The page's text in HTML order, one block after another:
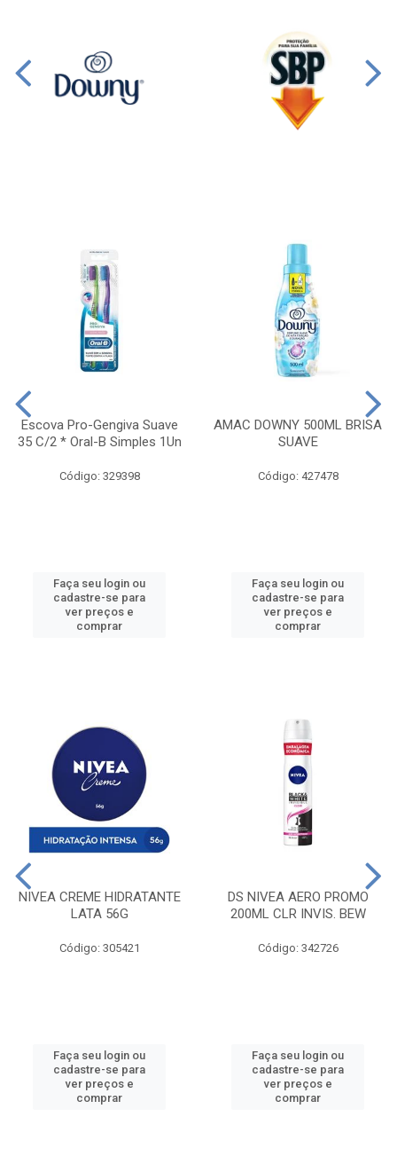
Escova Pro-Gengiva Suave
35 C/2 * Oral-B Simples 1Un
Código: 329398
Faça seu login ou
cadastre-se para
ver preços e
comprar
AMAC DOWNY 500ML BRISA
SUAVE
Código: 427478
Faça seu login ou
cadastre-se para
ver preços e
comprar
NIVEA CREME HIDRATANTE
LATA 56G
Código: 305421
Faça seu login ou
cadastre-se para
ver preços e
comprar
DS NIVEA AERO PROMO
200ML CLR INVIS. BEW
Código: 342726
Faça seu login ou
cadastre-se para
ver preços e
comprar